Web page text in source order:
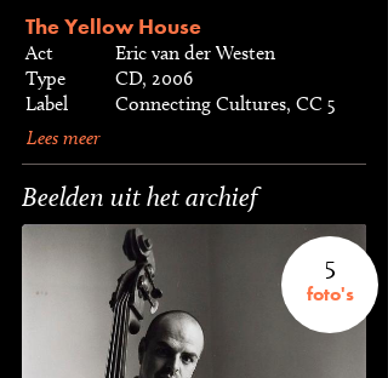
The Yellow House
Act
Eric van der Westen
Type
CD, 2006
Label
Connecting Cultures, CC 5
Lees meer
Beelden uit het archief
5
foto's